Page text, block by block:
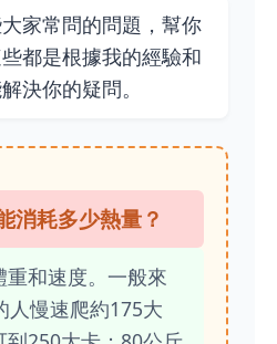
家常問的問題，幫你
都是根據我的經驗和
決你的疑問。
消耗多少熱量？
重和速度。一般來
人慢速爬約175大